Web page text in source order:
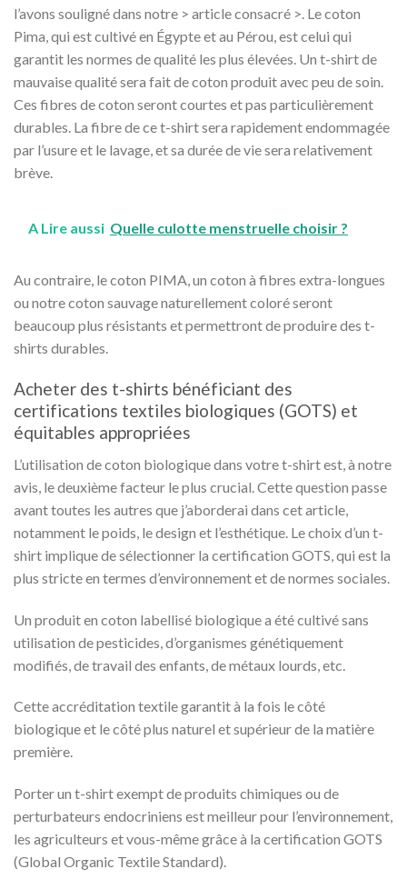
l’avons souligné dans notre > article consacré >. Le coton
Pima, qui est cultivé en Égypte et au Pérou, est celui qui
garantit les normes de qualité les plus élevées. Un t-shirt de
mauvaise qualité sera fait de coton produit avec peu de soin.
Ces fibres de coton seront courtes et pas particulièrement
durables. La fibre de ce t-shirt sera rapidement endommagée
par l’usure et le lavage, et sa durée de vie sera relativement
brève.
A Lire aussi Quelle culotte menstruelle choisir ?
Au contraire, le coton PIMA, un coton à fibres extra-longues
ou notre coton sauvage naturellement coloré seront
beaucoup plus résistants et permettront de produire des t-
shirts durables.
Acheter des t-shirts bénéficiant des
certifications textiles biologiques (GOTS) et
équitables appropriées
L’utilisation de coton biologique dans votre t-shirt est, à notre
avis, le deuxième facteur le plus crucial. Cette question passe
avant toutes les autres que j’aborderai dans cet article,
notamment le poids, le design et l’esthétique. Le choix d’un t-
shirt implique de sélectionner la certification GOTS, qui est la
plus stricte en termes d’environnement et de normes sociales.
Un produit en coton labellisé biologique a été cultivé sans
utilisation de pesticides, d’organismes génétiquement
modifiés, de travail des enfants, de métaux lourds, etc.
Cette accréditation textile garantit à la fois le côté
biologique et le côté plus naturel et supérieur de la matière
première.
Porter un t-shirt exempt de produits chimiques ou de
perturbateurs endocriniens est meilleur pour l’environnement,
les agriculteurs et vous-même grâce à la certification GOTS
(Global Organic Textile Standard).